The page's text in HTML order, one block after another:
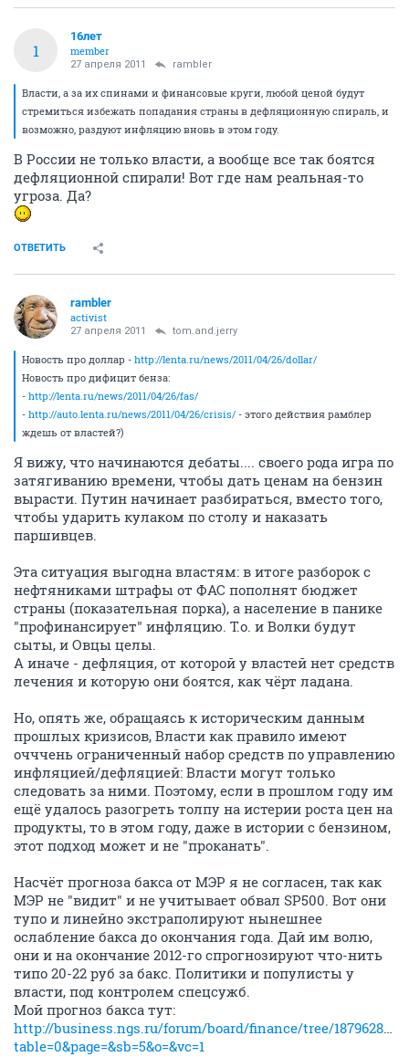
1
16лет
member
27 апреля 2011 rambler
Власти, а за их спинами и финансовые круги, любой ценой будут
стремиться избежать попадания страны в дефляционную спираль, и
возможно, раздуют инфляцию вновь в этом году.
В России не только власти, а вообще все так боятся
дефляционной спирали! Вот где нам реальная-то
угроза. Да?
ОТВЕТИТЬ
rambler
activist
27 апреля 2011 tom.and.jerry
Новость про доллар - http://lenta.ru/news/2011/04/26/dollar/
Новость про дифицит бенза:
- http://lenta.ru/news/2011/04/26/fas/
- http://auto.lenta.ru/news/2011/04/26/crisis/ - этого действия рамблер
ждешь от властей?)
Я вижу, что начинаются дебаты.... своего рода игра по
затягиванию времени, чтобы дать ценам на бензин
вырасти. Путин начинает разбираться, вместо того,
чтобы ударить кулаком по столу и наказать
паршивцев.
Эта ситуация выгодна властям: в итоге разборок с
нефтяниками штрафы от ФАС пополнят бюджет
страны (показательная порка), а население в панике
"профинансирует" инфляцию. Т.о. и Волки будут
сыты, и Овцы целы.
А иначе - дефляция, от которой у властей нет средств
лечения и которую они боятся, как чёрт ладана.
Но, опять же, обращаясь к историческим данным
прошлых кризисов, Власти как правило имеют
очччень ограниченный набор средств по управлению
инфляцией/дефляцией: Власти могут только
следовать за ними. Поэтому, если в прошлом году им
ещё удалось разогреть толпу на истерии роста цен на
продукты, то в этом году, даже в истории с бензином,
этот подход может и не "проканать".
Насчёт прогноза бакса от МЭР я не согласен, так как
МЭР не "видит" и не учитывает обвал SP500. Вот они
тупо и линейно экстраполируют нынешнее
ослабление бакса до окончания года. Дай им волю,
они и на окончание 2012-го спрогнозируют что-нить
типо 20-22 руб за бакс. Политики и популисты у
власти, под контролем спецсужб.
Мой прогноз бакса тут:
http://business.ngs.ru/forum/board/finance/tree/
table=0&page=&sb=5&o=&vc=1